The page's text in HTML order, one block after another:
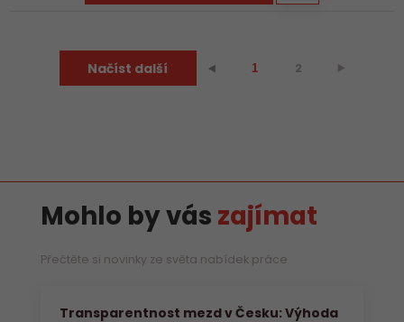
Načíst další ⯇ 1 2 ⯈
Mohlo by vás zajímat
Přečtěte si novinky ze světa nabídek práce
Transparentnost mezd v Česku: Výhoda